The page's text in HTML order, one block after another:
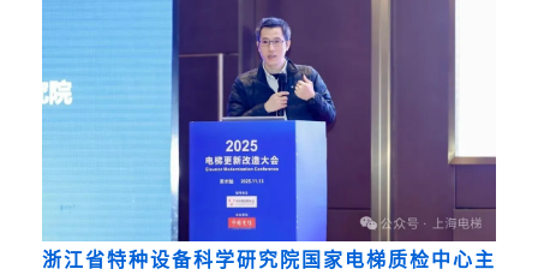
浙江省特种设备科学研究院国家电梯质检中心主